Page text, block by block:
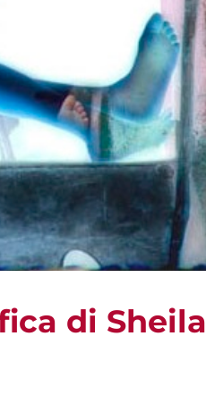
di Sheila